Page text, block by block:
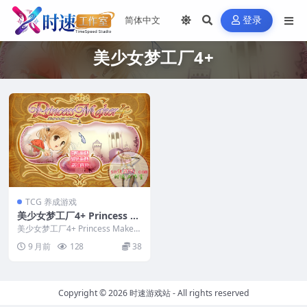
登录
美少女梦工厂4+
TCG 养成游戏
美少女梦工厂4+ Princess M
aker 4 MAC游戏 苹果电脑游
戏 适配苹果OS系统macOS
美少女梦工厂4+ Princess Maker
4 MAC游戏 苹果电脑游戏 适...
9 月前 128 38
Copyright © 2026时速游戏站- All rights reserved